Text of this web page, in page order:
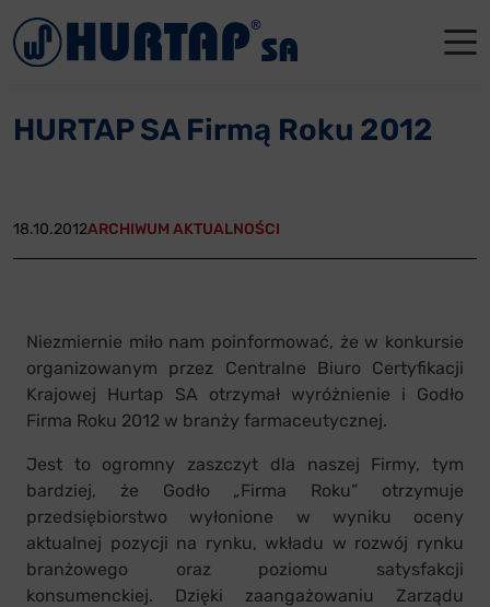
HURTAP SA Firmą Roku 2012
18.10.2012ARCHIWUM AKTUALNOŚCI
Niezmiernie miło nam poinformować, że w konkursie
organizowanym przez Centralne Biuro Certyfikacji
Krajowej Hurtap SA otrzymał wyróżnienie i Godło
Firma Roku 2012 w branży farmaceutycznej.
Jest to ogromny zaszczyt dla naszej Firmy, tym
bardziej, że Godło „Firma Roku” otrzymuje
przedsiębiorstwo wyłonione w wyniku oceny
aktualnej pozycji na rynku, wkładu w rozwój rynku
branżowego oraz poziomu satysfakcji
konsumenckiej. Dzięki zaangażowaniu Zarządu
Menu
Aktualności
Oferty pracy
Kontakt
Władze
Dla
Dla
Gdańsk